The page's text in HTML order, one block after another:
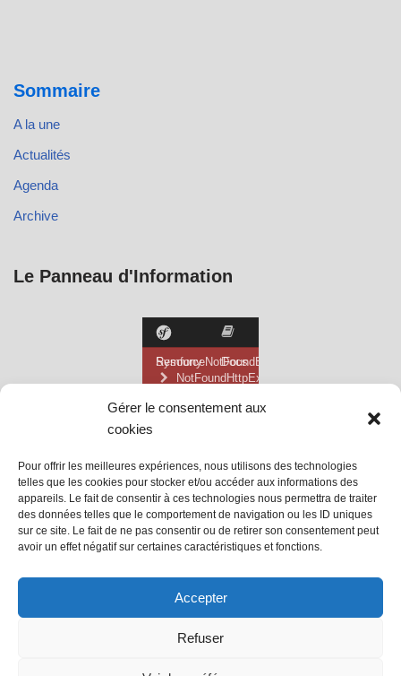
Gérer le consentement aux
cookies
Pour offrir les meilleures expériences, nous utilisons des technologies
telles que les cookies pour stocker et/ou accéder aux informations des
appareils. Le fait de consentir à ces technologies nous permettra de traiter
des données telles que le comportement de navigation ou les ID uniques
sur ce site. Le fait de ne pas consentir ou de retirer son consentement peut
avoir un effet négatif sur certaines caractéristiques et fonctions.
Accepter
Refuser
Sommaire
A la une
Actualités
Agenda
Archive
Le Panneau d'Information
@ Mairie de Grainville la Teinturière
Site propulsé par Tambour de Ville